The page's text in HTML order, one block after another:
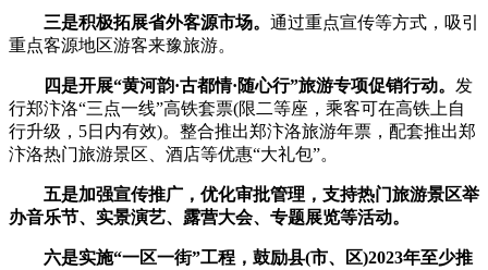
三是积极拓展省外客源市场。 通过重点宣传等方式，吸引
重点客源地区游客来豫旅游。
四是开展“黄河韵·古都情·随心行”旅游专项促销行动。 发
行郑汴洛“三点一线”高铁套票(限二等座，乘客可在高铁上自
行升级，5日内有效)。整合推出郑汴洛旅游年票，配套推出郑
汴洛热门旅游景区、酒店等优惠“大礼包”。
五是加强宣传推广，优化审批管理，支持热门旅游景区举
办音乐节、实景演艺、露营大会、专题展览等活动。
六是实施“一区一街”工程，鼓励县(市、区)2023年至少推